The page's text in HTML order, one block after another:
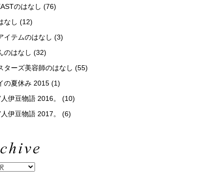
のはなし (76)
なし (12)
イテムのはなし (3)
のはなし (32)
ターズ美容師のはなし (55)
の夏休み 2015 (1)
伊豆物語 2016。
(10)
伊豆物語 2017。
(6)